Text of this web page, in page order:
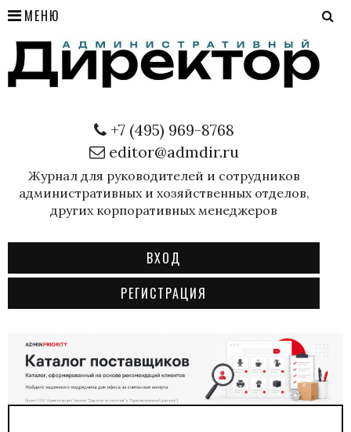
МЕНЮ
+7 (495) 969-8768
editor@admdir.ru
Журнал для руководителей и сотрудников
административных и хозяйственных отделов,
других корпоративных менеджеров
ВХОД
РЕГИСТРАЦИЯ